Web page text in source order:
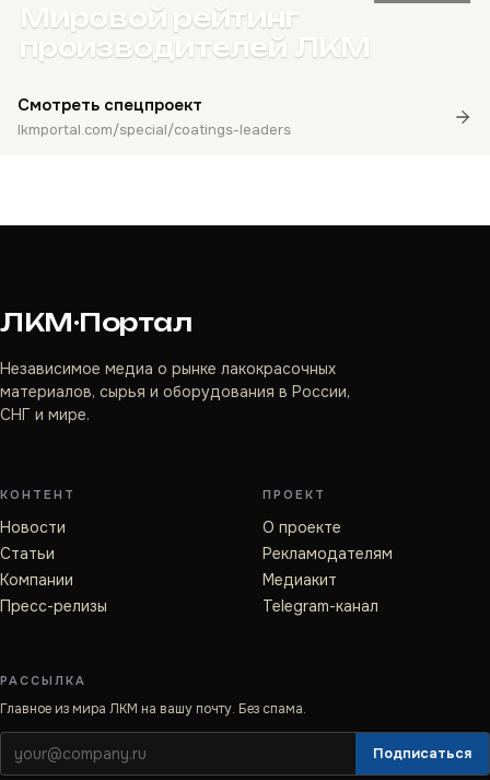
Мировой рейтинг
производителей ЛКМ
Смотреть спецпроект
lkmportal.com/special/coatings-leaders
ЛКМ·Портал
Независимое медиа о рынке лакокрасочных
материалов, сырья и оборудования в России,
СНГ и мире.
КОНТЕНТ
Новости
Статьи
Компании
Пресс-релизы
ПРОЕКТ
О проекте
Рекламодателям
Медиакит
Telegram-канал
РАССЫЛКА
Главное из мира ЛКМ на вашу почту. Без спама.
Подписаться